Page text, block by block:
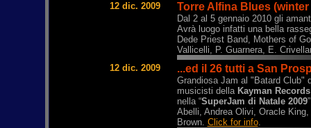
12 dic. 2009
Torre Alfina Blues
Dal 2 al 5 gennaio 2010 gli
Avrà luogo infatti una bella
Dede Priest Band, Mothers of
Vallicelli, P. Guarnera, E.
12 dic. 2009
...ed il 26 tutti a San
Grandiosa Jam al "Batard Club"
musicisti della Kayman Records
nella “SuperJam di Natale 2009
Abelli, Andrea Olivi, Oracle
Brown. Click for info.